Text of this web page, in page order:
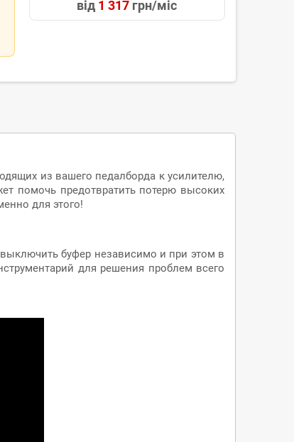
від 1 317 грн/міс
из вашего педалборда к усилителю,
помочь предотвратить потерю высоких
для этого!
буфер независимо и при этом в
для решения проблем всего